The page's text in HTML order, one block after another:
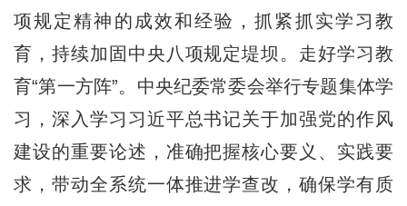
项规定精神的成效和经验，抓紧抓实学习教
育，持续加固中央八项规定堤坝。走好学习教
育“第一方阵”。中央纪委常委会举行专题集体学
习，深入学习习近平总书记关于加强党的作风
建设的重要论述，准确把握核心要义、实践要
求，带动全系统一体推进学查改，确保学有质